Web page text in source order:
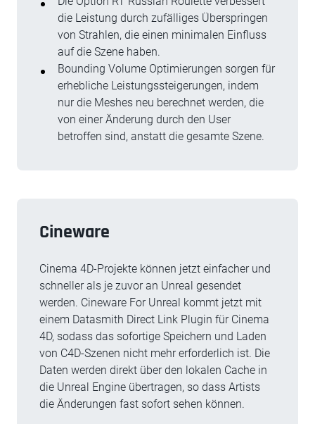
die Leistung durch zufälliges Überspringen
von Strahlen, die einen minimalen Einfluss
auf die Szene haben.
Bounding Volume Optimierungen sorgen für
erhebliche Leistungssteigerungen, indem
nur die Meshes neu berechnet werden, die
von einer Änderung durch den User
betroffen sind, anstatt die gesamte Szene.
Cineware
Cinema 4D-Projekte können jetzt einfacher und
schneller als je zuvor an Unreal gesendet
werden. Cineware For Unreal kommt jetzt mit
einem Datasmith Direct Link Plugin für Cinema
4D, sodass das sofortige Speichern und Laden
von C4D-Szenen nicht mehr erforderlich ist. Die
Daten werden direkt über den lokalen Cache in
die Unreal Engine übertragen, so dass Artists
die Änderungen fast sofort sehen können.